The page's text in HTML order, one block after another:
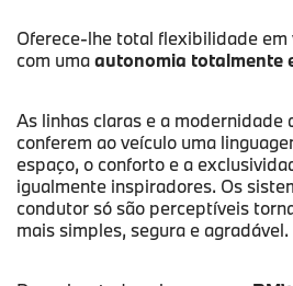
Oferece-lhe total flexibilidade em
com umaautonomia totalmente
As linhas claras e a modernidade
conferem ao veículo uma
espaço, o conforto e a
igualmente inspiradores. Os
condutor só são perceptíveis
mais simples, segura e agradável.